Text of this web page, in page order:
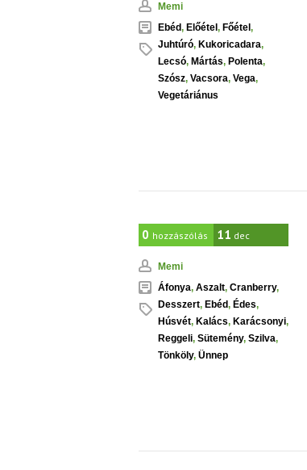
Memi
Ebéd, Előétel , Főétel ,
Juhtúró, Kukoricadara,
Lecsó, Mártás, Polenta,
Szósz, Vacsora, Vega,
Vegetáriánus
0 hozzászólás 11 dec
Memi
Áfonya, Aszalt, Cranberry,
Desszert, Ebéd, Édes,
Húsvét, Kalács, Karácsonyi,
Reggeli, Sütemény, Szilva,
Tönköly, Ünnep